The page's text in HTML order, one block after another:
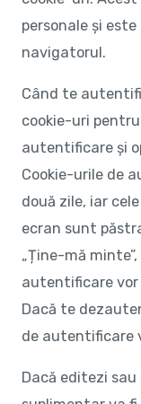
personale și
navigatorul.
Când te
cookie-uri
autentificare și
Cookie-urile de
două zile, iar
ecran sunt
„Ține-mă
autentificare vor
Dacă te
de autentificare
Dacă editezi